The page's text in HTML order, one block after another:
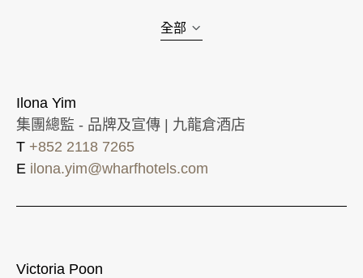
全部
Ilona Yim
集團總監 - 品牌及宣傳 | 九龍倉酒店
T +852 2118 7265
E ilona.yim@wharfhotels.com
Victoria Poon